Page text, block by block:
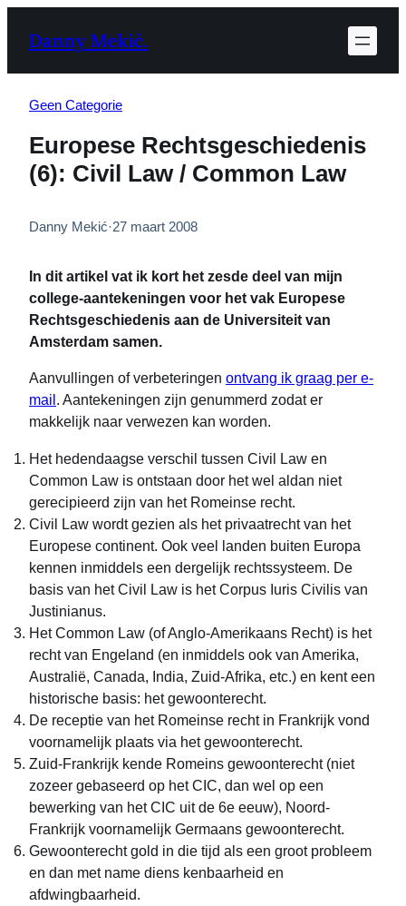
naarDanny Mekić.
Geen Categorie
Europese Rechtsgeschiedenis
(6): Civil Law / Common Law
Danny Mekić·27 maart 2008
In dit artikel vat ik kort het zesde deel van mijn
college-aantekeningen voor het vak Europese
Rechtsgeschiedenis aan de Universiteit van
Amsterdam samen.
Aanvullingen of verbeteringen ontvang ik graag per e-
mail. Aantekeningen zijn genummerd zodat er
makkelijk naar verwezen kan worden.
Het hedendaagse verschil tussen Civil Law en
Common Law is ontstaan door het wel aldan niet
gerecipieerd zijn van het Romeinse recht.
Civil Law wordt gezien als het privaatrecht van het
Europese continent. Ook veel landen buiten Europa
kennen inmiddels een dergelijk rechtssysteem. De
basis van het Civil Law is het Corpus Iuris Civilis van
Justinianus.
Het Common Law (of Anglo-Amerikaans Recht) is het
recht van Engeland (en inmiddels ook van Amerika,
Australië, Canada, India, Zuid-Afrika, etc.) en kent een
historische basis: het gewoonterecht.
De receptie van het Romeinse recht in Frankrijk vond
voornamelijk plaats via het gewoonterecht.
Zuid-Frankrijk kende Romeins gewoonterecht (niet
zozeer gebaseerd op het CIC, dan wel op een
bewerking van het CIC uit de 6e eeuw), Noord-
Frankrijk voornamelijk Germaans gewoonterecht.
Gewoonterecht gold in die tijd als een groot probleem
en dan met name diens kenbaarheid en
afdwingbaarheid.